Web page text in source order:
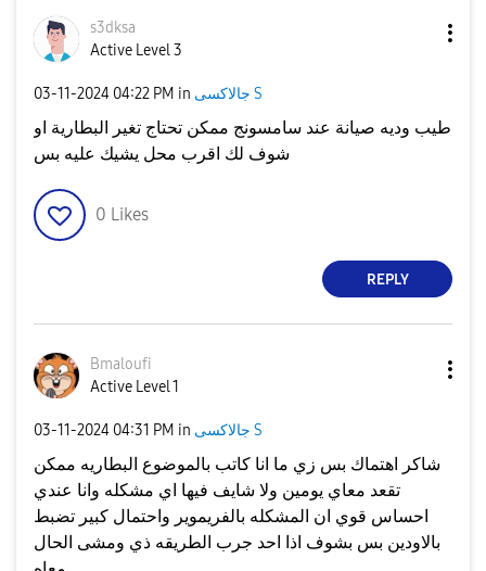
s3dksa
Active Level 3
‎03-11-2024 04:22 PM in جالاكسى S
طيب وديه صيانة عند سامسونج ممكن تحتاج تغير البطارية او
شوف لك اقرب محل يشيك عليه بس
0 Likes
REPLY
Bmaloufi
Active Level 1
‎03-11-2024 04:31 PM in جالاكسى S
شاكر اهتماك بس زي ما انا كاتب بالموضوع البطاريه ممكن
تقعد معاي يومين ولا شايف فيها اي مشكله وانا عندي
احساس قوي ان المشكله بالفريموير واحتمال كبير تضبط
بالاودين بس بشوف اذا احد جرب الطريقه ذي ومشى الحال